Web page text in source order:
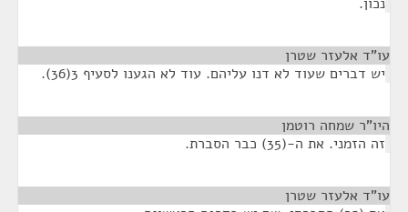
עו"ד אלעזר שטרן
יש דברים שעוד לא דנו עליהם. עוד לא הגענו לסעיף 3(36).
היו"ר שמחה רוטמן
זה הזמני. את ה-(35) כבר הסברת.
עו"ד אלעזר שטרן